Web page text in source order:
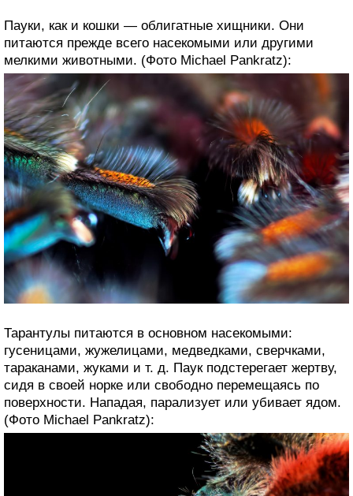
Пауки, как и кошки — облигатные хищники. Они
питаются прежде всего насекомыми или другими
мелкими животными. (Фото Michael Pankratz):
Тарантулы питаются в основном насекомыми:
гусеницами, жужелицами, медведками, сверчками,
тараканами, жуками и т. д. Паук подстерегает жертву,
сидя в своей норке или свободно перемещаясь по
поверхности. Нападая, парализует или убивает ядом.
(Фото Michael Pankratz):